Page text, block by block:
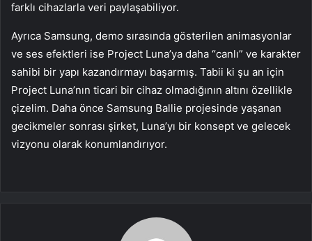
farklı cihazlarla veri paylaşabiliyor.
Ayrıca Samsung, demo sırasında gösterilen animasyonlar
ve ses efektleri ise Project Luna’ya daha “canlı” ve karakter
sahibi bir yapı kazandırmayı başarmış. Tabii ki şu an için
Project Luna’nın ticari bir cihaz olmadığının altını özellikle
çizelim. Daha önce Samsung Ballie projesinde yaşanan
gecikmeler sonrası şirket, Luna’yı bir konsept ve gelecek
vizyonu olarak konumlandırıyor.